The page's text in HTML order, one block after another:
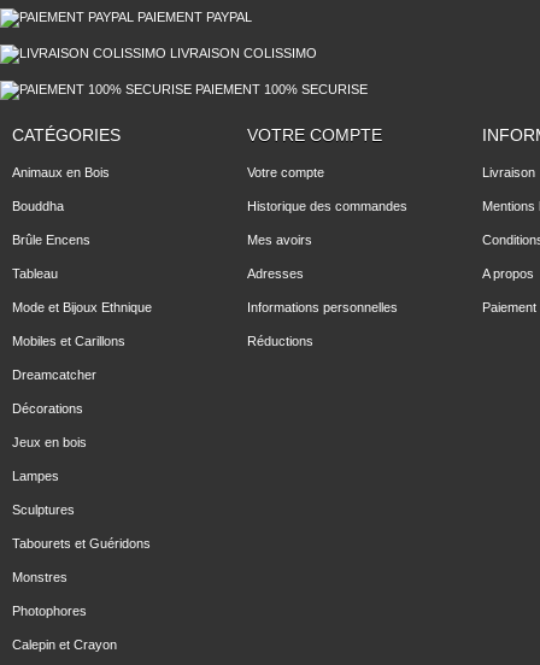
PAIEMENT PAYPAL
LIVRAISON COLISSIMO
PAIEMENT 100% SECURISE
CATÉGORIES
Animaux en Bois
Bouddha
Brûle Encens
Tableau
Mode et Bijoux Ethnique
Mobiles et Carillons
Dreamcatcher
Décorations
Jeux en bois
Lampes
Sculptures
Tabourets et Guéridons
Monstres
Photophores
Calepin et Crayon
VOTRE COMPTE
Votre compte
Historique des commandes
Mes avoirs
Adresses
Informations personnelles
Réductions
Livraison
Mentions
A propos